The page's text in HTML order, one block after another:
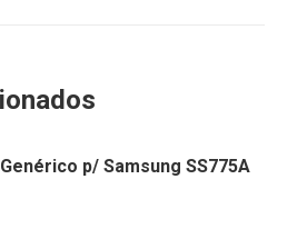
p/ Samsung SS775A